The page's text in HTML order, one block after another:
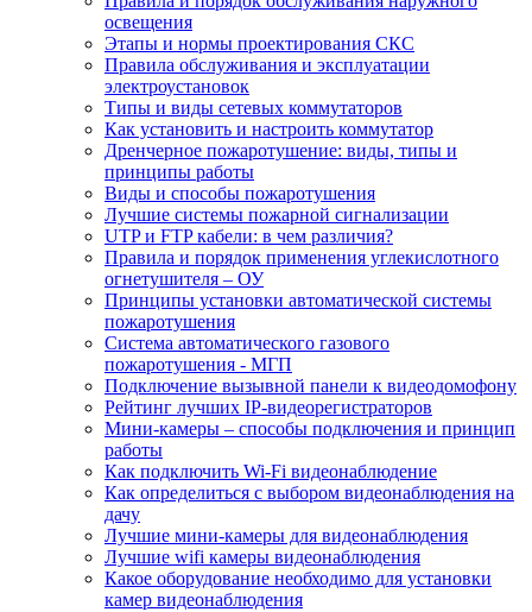
освещения
Этапы и нормы проектирования СКС
Правила обслуживания и эксплуатации
электроустановок
Типы и виды сетевых коммутаторов
Как установить и настроить коммутатор
Дренчерное пожаротушение: виды, типы и
принципы работы
Виды и способы пожаротушения
Лучшие системы пожарной сигнализации
UTP и FTP кабели: в чем различия?
Правила и порядок применения углекислотного
огнетушителя – ОУ
Принципы установки автоматической системы
пожаротушения
Система автоматического газового
пожаротушения - МГП
Подключение вызывной панели к видеодомофону
Рейтинг лучших IP-видеорегистраторов
Мини-камеры – способы подключения и принцип
работы
Как подключить Wi-Fi видеонаблюдение
Как определиться с выбором видеонаблюдения на
дачу
Лучшие мини-камеры для видеонаблюдения
Лучшие wifi камеры видеонаблюдения
Какое оборудование необходимо для установки
камер видеонаблюдения